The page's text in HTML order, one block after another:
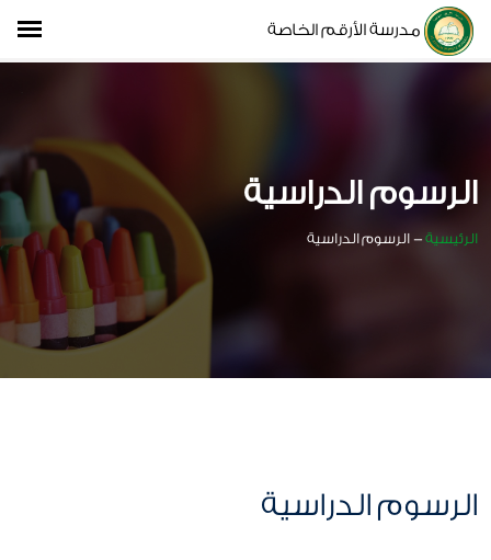
مدرسة الأرقم الخاصة
الرسوم الدراسية
الرئيسية- الرسوم الدراسية
الرسوم الدراسية